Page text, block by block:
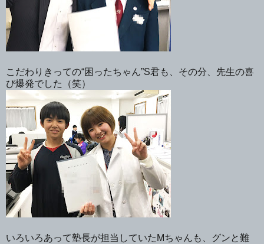
こだわりきっての“困ったちゃん”S君も、その分、先生の喜
び爆発でした（笑）
いろいろあって塾長が担当していたMちゃんも、グンと難